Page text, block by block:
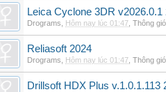
Leica Cyclone 3DR v2026.0.1
Drograms Hôm nay lúc 01:47 Thông
Reliasoft 2024
Drograms Hôm nay lúc 01:47 Thông
Drillsoft HDX Plus v.1.0.1.113